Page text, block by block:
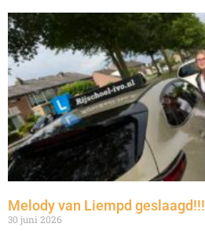
Melody van Liempd geslaagd!!!
30 juni 2026